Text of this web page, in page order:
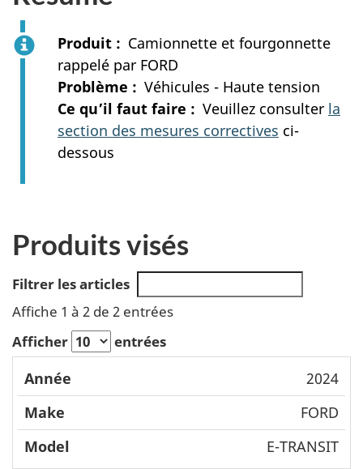
Produit
Camionnette et fourgonnette
rappelé par FORD
Problème
Véhicules - Haute tension
Ce qu’il faut faire
Veuillez consulter la
section des mesures correctives ci-
dessous
Produits visés
Filtrer les articles
Affiche 1 à 2 de 2 entrées
Afficher
entrées
Année Make
l
2024
FORD
E-TRANSIT